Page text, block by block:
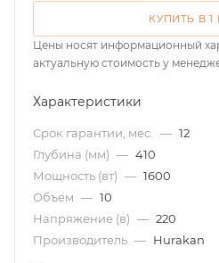
КУПИТЬ В 1
Цены носят информационный
актуальную стоимость у
Характеристики
Срок гарантии, мес. — 12
Глубина (мм) — 410
Мощность (вт) — 1600
Объем — 10
Напряжение (в) — 220
Производитель — Hurakan